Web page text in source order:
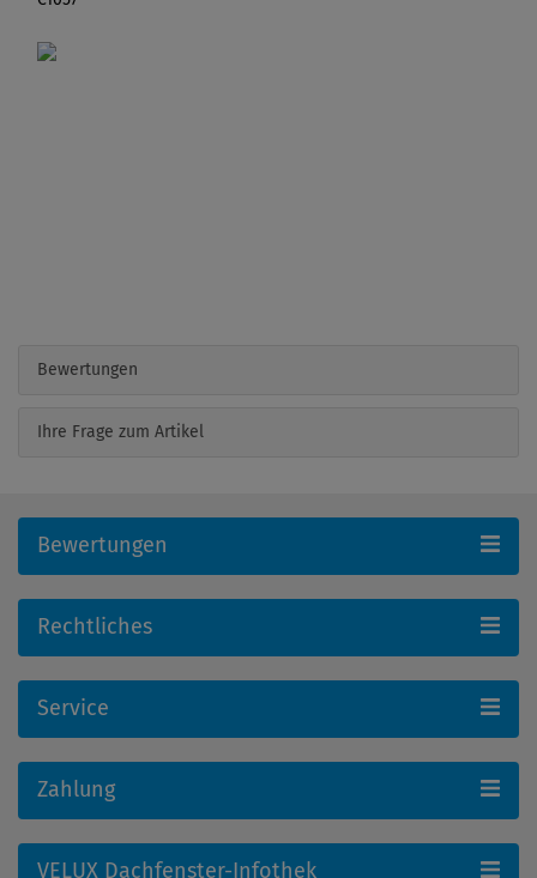
Bewertungen
Ihre Frage zum Artikel
Bewertungen
Rechtliches
Service
Zahlung
VELUX Dachfenster-Infothek